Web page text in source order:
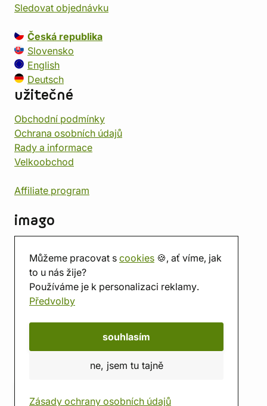
Můžeme pracovat s cookies 🍪, ať víme, jak
to u nás žije?
Používáme je k personalizaci reklamy.
Předvolby
souhlasím
ne, jsem tu tajně
Zásady ochrany osobních údajů
Sledovat objednávku
Česká republika
Slovensko
English
Deutsch
užitečné
Obchodní podmínky
Ochrana osobních údajů
Rady a informace
Velkoobchod
Affiliate program
imago
Prodejna
Herna
O nás
Hodnocení obchodu